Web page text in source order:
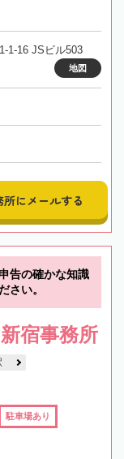
1-16 JSビル503
地図
所にメールする
告の確かな知識
さい。
宿事務所
駐車場あり